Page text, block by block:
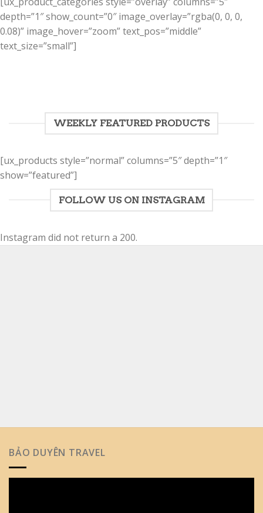
depth=”1″ show_count=”0″ image_overlay=”rgba(0, 0, 0,
0.08)” image_hover=”zoom” text_pos=”middle”
text_size=”small”]
WEEKLY FEATURED PRODUCTS
[ux_products style=”normal” columns=”5″ depth=”1″
show=”featured”]
FOLLOW US ON INSTAGRAM
Instagram did not return a 200.
BẢO DUYÊN TRAVEL